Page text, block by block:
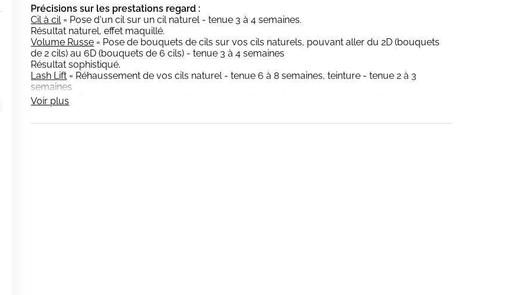
Précisions sur les prestations regard :
Cil à cil = Pose d'un cil sur un cil naturel - tenue 3 à 4 semaines.
Résultat naturel, effet maquillé.
Volume Russe = Pose de bouquets de cils sur vos cils naturels, pouvant aller du 2D (bouquets
de 2 cils) au 6D (bouquets de 6 cils) - tenue 3 à 4 semaines
Résultat sophistiqué.
Lash Lift = Réhaussement de vos cils naturel - tenue 6 à 8 semaines, teinture - tenue 2 à 3
semaines
Brow Lift
semaines, teinture - tenue 2 à 3 semaines
Voir plus